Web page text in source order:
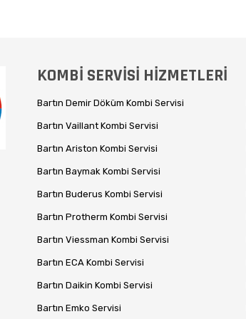
KOMBİ SERVİSİ HİZMETLERİ
Bartın Demir Döküm Kombi Servisi
Bartın Vaillant Kombi Servisi
Bartın Ariston Kombi Servisi
Bartın Baymak Kombi Servisi
Bartın Buderus Kombi Servisi
Bartın Protherm Kombi Servisi
Bartın Viessman Kombi Servisi
Bartın ECA Kombi Servisi
Bartın Daikin Kombi Servisi
Bartın Emko Servisi